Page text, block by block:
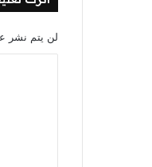
لن يتم نشر